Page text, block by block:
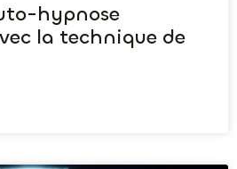
hypnose
la technique de